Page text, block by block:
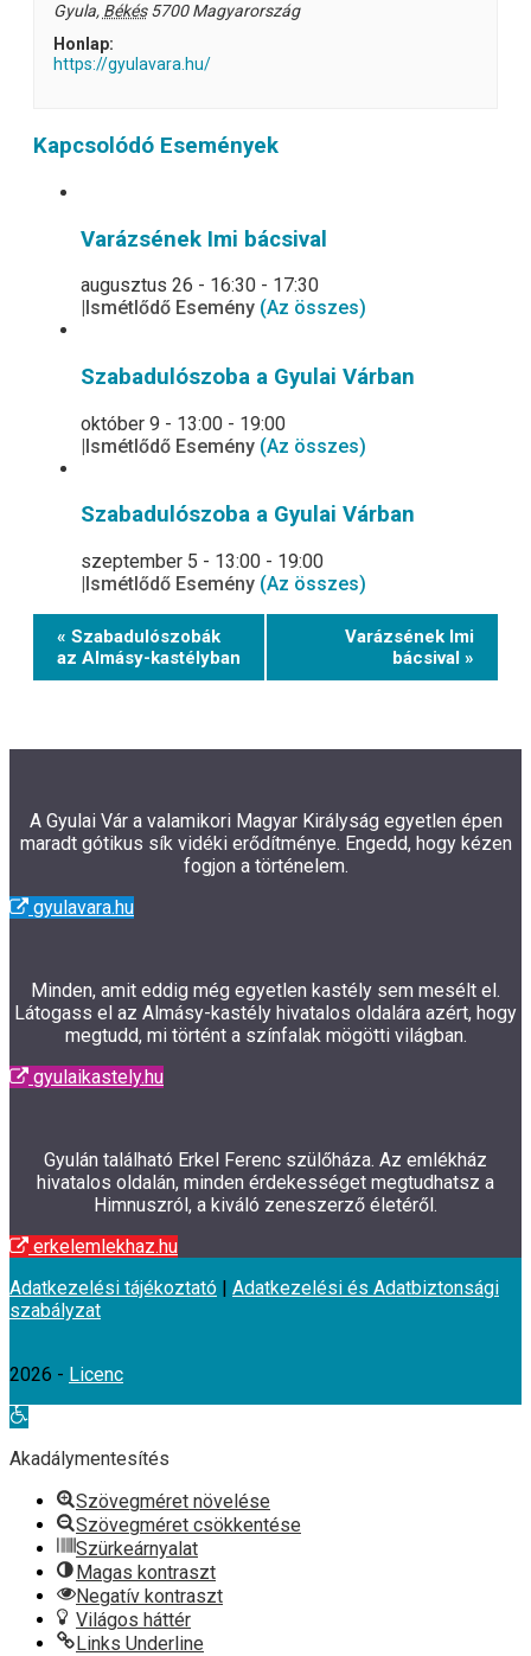
Gyula, Békés 5700 Magyarország
Honlap:
https://gyulavara.hu/
Kapcsolódó Események
Varázsének Imi bácsival
augusztus 26 - 16:30 - 17:30
Ismétlődő Esemény (Az összes)
Szabadulószoba a Gyulai Várban
október 9 - 13:00 - 19:00
|Ismétlődő Esemény (Az összes)
Szabadulószoba a Gyulai Várban
szeptember 5 - 13:00 - 19:00
Ismétlődő Esemény (Az összes)
Event
Navigation
« Szabadulószobák
az Almásy-kastélyban
Varázsének Imi
bácsival »
A Gyulai Vár a valamikori Magyar Királyság egyetlen épen
maradt gótikus sík vidéki erődítménye. Engedd, hogy kézen
fogjon a történelem.
gyulavara.hu
Minden, amit eddig még egyetlen kastély sem mesélt el.
Látogass el az Almásy-kastély hivatalos oldalára azért, hogy
megtudd, mi történt a színfalak mögötti világban.
gyulaikastely.hu
Gyulán található Erkel Ferenc szülőháza. Az emlékház
hivatalos oldalán, minden érdekességet megtudhatsz a
Himnuszról, a kiváló zeneszerző életéről.
erkelemlekhaz.hu
Adatkezelési tájékoztató
Adatkezelési és Adatbiztonsági
szabályzat
2026 - Licenc
Eszköztár
Akadálymentesítés
Szövegméret növelése
Szövegméret csökkentése
Szürkeárnyalat
Magas kontraszt
Negatív kontraszt
Világos háttér
Links Underline